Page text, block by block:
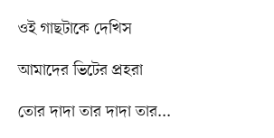
ওই গাছটাকে দেখিস
আমাদের ভিটের প্রহরা
তোর দাদা তার দাদা তার...